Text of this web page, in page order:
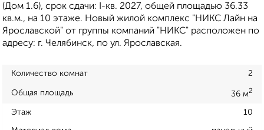
(Дом 1.6), срок сдачи: I-кв. 2027, общей площадью 36.33
кв.м., на 10 этаже. Новый жилой комплекс "НИКС Лайн на
Ярославской" от группы компаний "НИКС" расположен по
адресу: г. Челябинск, по ул. Ярославская.
Количество комнат 2
Общая площадь 36 м2
Этаж 10